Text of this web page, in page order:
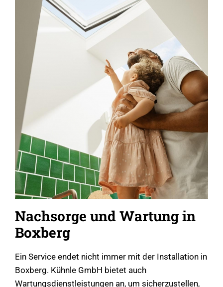
Nachsorge und Wartung in
Boxberg
Ein Service endet nicht immer mit der Installation in
Boxberg. Kühnle GmbH bietet auch
Wartungsdienstleistungen an, um sicherzustellen,